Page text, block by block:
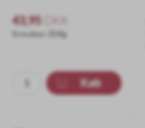
43,95 DKK
Svesker 250g
Køb